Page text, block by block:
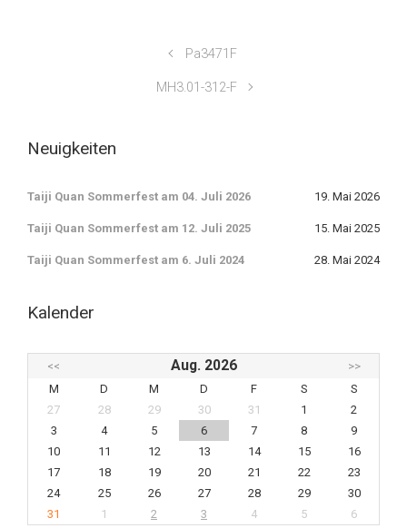
Pa3471F
MH3.01-312-F
Neuigkeiten
Taiji Quan Sommerfest am 04. Juli 2026 19. Mai 2026
Taiji Quan Sommerfest am 12. Juli 2025 15. Mai 2025
Taiji Quan Sommerfest am 6. Juli 2024 28. Mai 2024
Kalender
<< Aug. 2026
>>
M
D M D F S
S
27
28 29 30 31 1
2
3
4 5 6 7 8
9
10
11 12 13 14 15
16
17
18 19 20 21 22
23
24
25 26 27 28 29
30
31
1 2 3 4 5
6